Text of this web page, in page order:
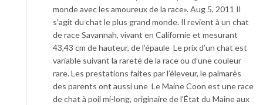
monde avec les amoureux de la race». Aug 5, 2011 Il
s’agit du chat le plus grand monde. Il revient à un chat
de race Savannah, vivant en Californie et mesurant
43,43 cm de hauteur, de l’épaule Le prix d’un chat est
variable suivant la rareté de la race ou d’une couleur
rare. Les prestations faites par l’éleveur, le palmarès
des parents ont aussi une Le Maine Coon est une race
de chat à poil mi-long, originaire de l’État du Maine aux